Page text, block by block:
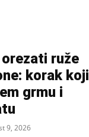
ruže
korak koji
grmu i
9, 2026